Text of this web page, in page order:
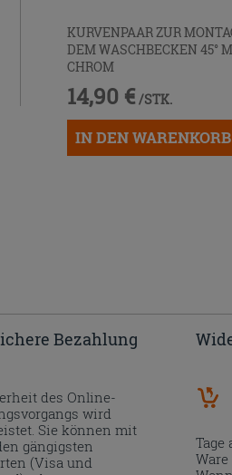
KURVENPAAR ZUR
DEM WASCHBECKEN 45°
CHROM
14,90 € /STK.
IN DEN
Bezahlung
des Online-
wird
Sie können mit
gängigsten
(Visa und
Tage